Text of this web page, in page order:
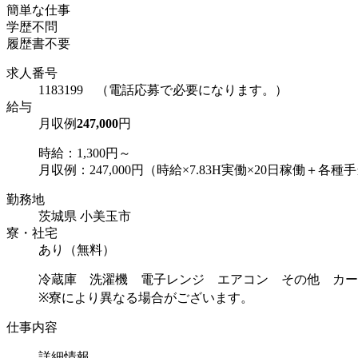
簡単な仕事
学歴不問
履歴書不要
求人番号
1183199 （電話応募で必要になります。）
給与
月収例247,000円
時給：1,300円～
月収例：247,000円（時給×7.83H実働×20日稼働＋各種手
勤務地
茨城県 小美玉市
寮・社宅
あり（無料）
冷蔵庫 洗濯機 電子レンジ エアコン その他 カー
※寮により異なる場合がございます。
仕事内容